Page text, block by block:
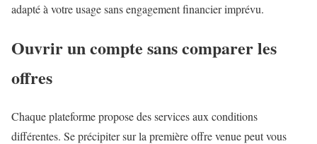
adapté à votre usage sans engagement financier imprévu.
Ouvrir un compte sans comparer les
offres
Chaque plateforme propose des services aux conditions
différentes. Se précipiter sur la première offre venue peut vous